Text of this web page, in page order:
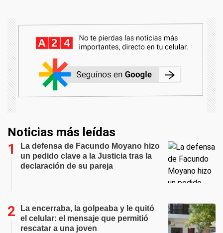
Noticias más leídas
La defensa de Facundo Moyano hizo
un pedido clave a la Justicia tras la
declaración de su pareja
La encerraba, la golpeaba y le quitó
el celular: el mensaje que permitió
rescatar a una joven